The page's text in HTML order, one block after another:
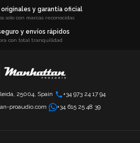
y garantía oficial
solo con marcas reconocidas
y envíos rápidos
con total tranquilidad
25004, Spain
+34 973 24 17 94
proaudio.com
+34 615 25 48 39